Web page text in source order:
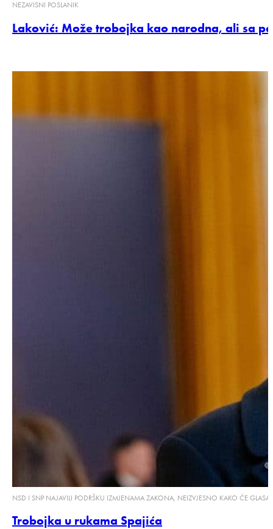
NEZAVISNI POSLANIK
Laković: Može trobojka kao narodna, ali sa
NSD I SNP NAJAVILI PODRŠKU IZMJENAMA ZAKONA, NEIZVJESNO KAKO ĆE
Trobojka u rukama Spajića